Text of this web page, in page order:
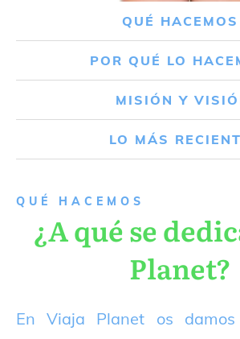
QUÉ HACEMOS
POR QUÉ LO
MISIÓN Y
LO MÁS
QUÉ HACEMOS
¿A qué se
Planet?
En Viaja Planet os damos